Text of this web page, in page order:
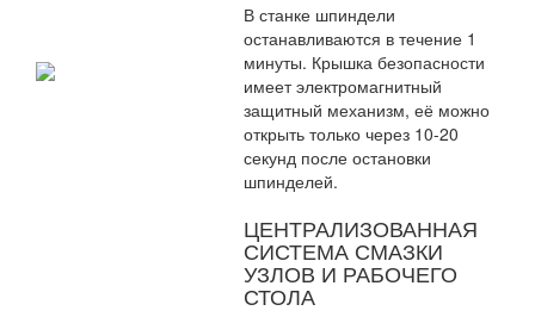
В станке шпиндели
останавливаются в течение 1
минуты. Крышка безопасности
имеет электромагнитный
защитный механизм, её можно
открыть только через 10-20
секунд после остановки
шпинделей.
ЦЕНТРАЛИЗОВАННАЯ
СИСТЕМА СМАЗКИ
УЗЛОВ И РАБОЧЕГО
СТОЛА